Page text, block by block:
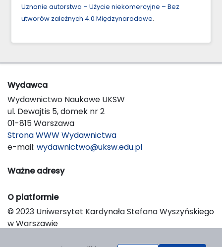
Uznanie autorstwa – Użycie niekomercyjne – Bez
utworów zależnych 4.0 Międzynarodowe.
Wydawca
Wydawnictwo Naukowe UKSW
ul. Dewajtis 5, domek nr 2
01-815 Warszawa
Strona WWW Wydawnictwa
e-mail: wydawnictwo@uksw.edu.pl
Ważne adresy
O platformie
© 2023 Uniwersytet Kardynała Stefana Wyszyńskiego
w Warszawie